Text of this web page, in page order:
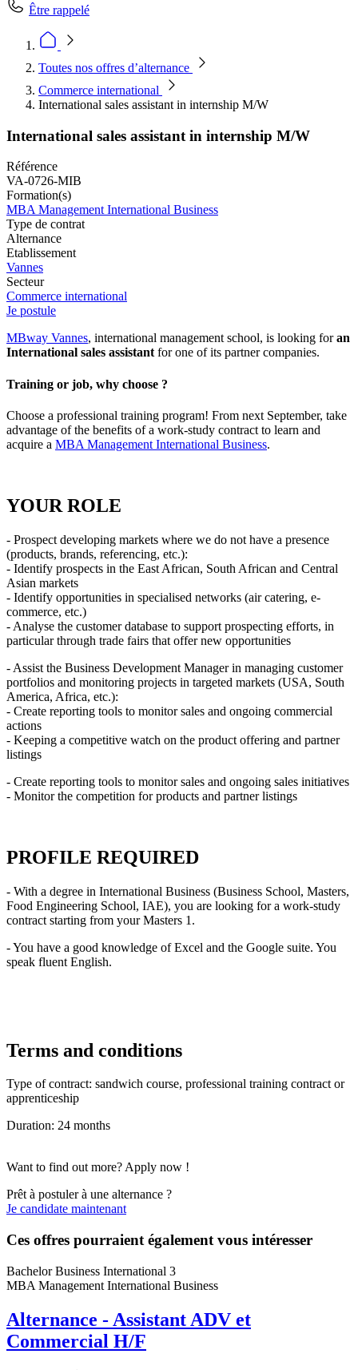
Être rappelé
Toutes nos offres d’alternance
Commerce international
International sales assistant in internship M/W
International sales assistant in internship M/W
Référence
VA-0726-MIB
Formation(s)
MBA Management International Business
Type de contrat
Alternance
Etablissement
Vannes
Secteur
Commerce international
Je postule
MBway Vannes, international management school, is looking foran
International sales assistantfor one of its partner companies.
Training or job, why choose ?
Choose a professional training program! From next September, take
advantage of the benefits of a work-study contract to learn and
acquire a MBA Management International Business.
YOUR ROLE
- Prospect developing markets where we do not have a presence
(products, brands, referencing, etc.):
- Identify prospects in the East African, South African and Central
Asian markets
- Identify opportunities in specialised networks (air catering, e-
commerce, etc.)
- Analyse the customer database to support prospecting efforts, in
particular through trade fairs that offer new opportunities
- Assist the Business Development Manager in managing customer
portfolios and monitoring projects in targeted markets (USA, South
America, Africa, etc.):
- Create reporting tools to monitor sales and ongoing commercial
actions
- Keeping a competitive watch on the product offering and partner
listings
- Create reporting tools to monitor sales and ongoing sales initiatives
- Monitor the competition for products and partner listings
PROFILE REQUIRED
- With a degree in International Business (Business School, Masters,
Food Engineering School, IAE), you are looking for a work-study
contract starting from your Masters 1.
- You have a good knowledge of Excel and the Google suite. You
speak fluent English.
Terms and conditions
Type of contract: sandwich course, professional training contract or
apprenticeship
Duration: 24 months
Want to find out more? Apply now !
Prêt à postuler à une alternance ?
Je candidate maintenant
Ces offres pourraient également vous intéresser
Bachelor Business International 3
MBA Management International Business
Alternance - Assistant ADV et
Commercial H/F